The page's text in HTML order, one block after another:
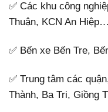
✅ Các khu công
Thuận, KCN An
✅ Bến xe Bến Tre,
✅ Trung tâm các
Thành, Ba Tri, Giồng